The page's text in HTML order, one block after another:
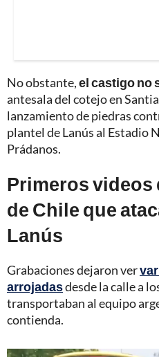
No obstante,el castigo no
antesala del cotejo en
lanzamiento de piedras
plantel de Lanús al Estadio
Prádanos.
Primeros videos
de Chile que
Lanús
Grabaciones dejaron ver
arrojadasdesde la calle a
transportaban al equipo
contienda.